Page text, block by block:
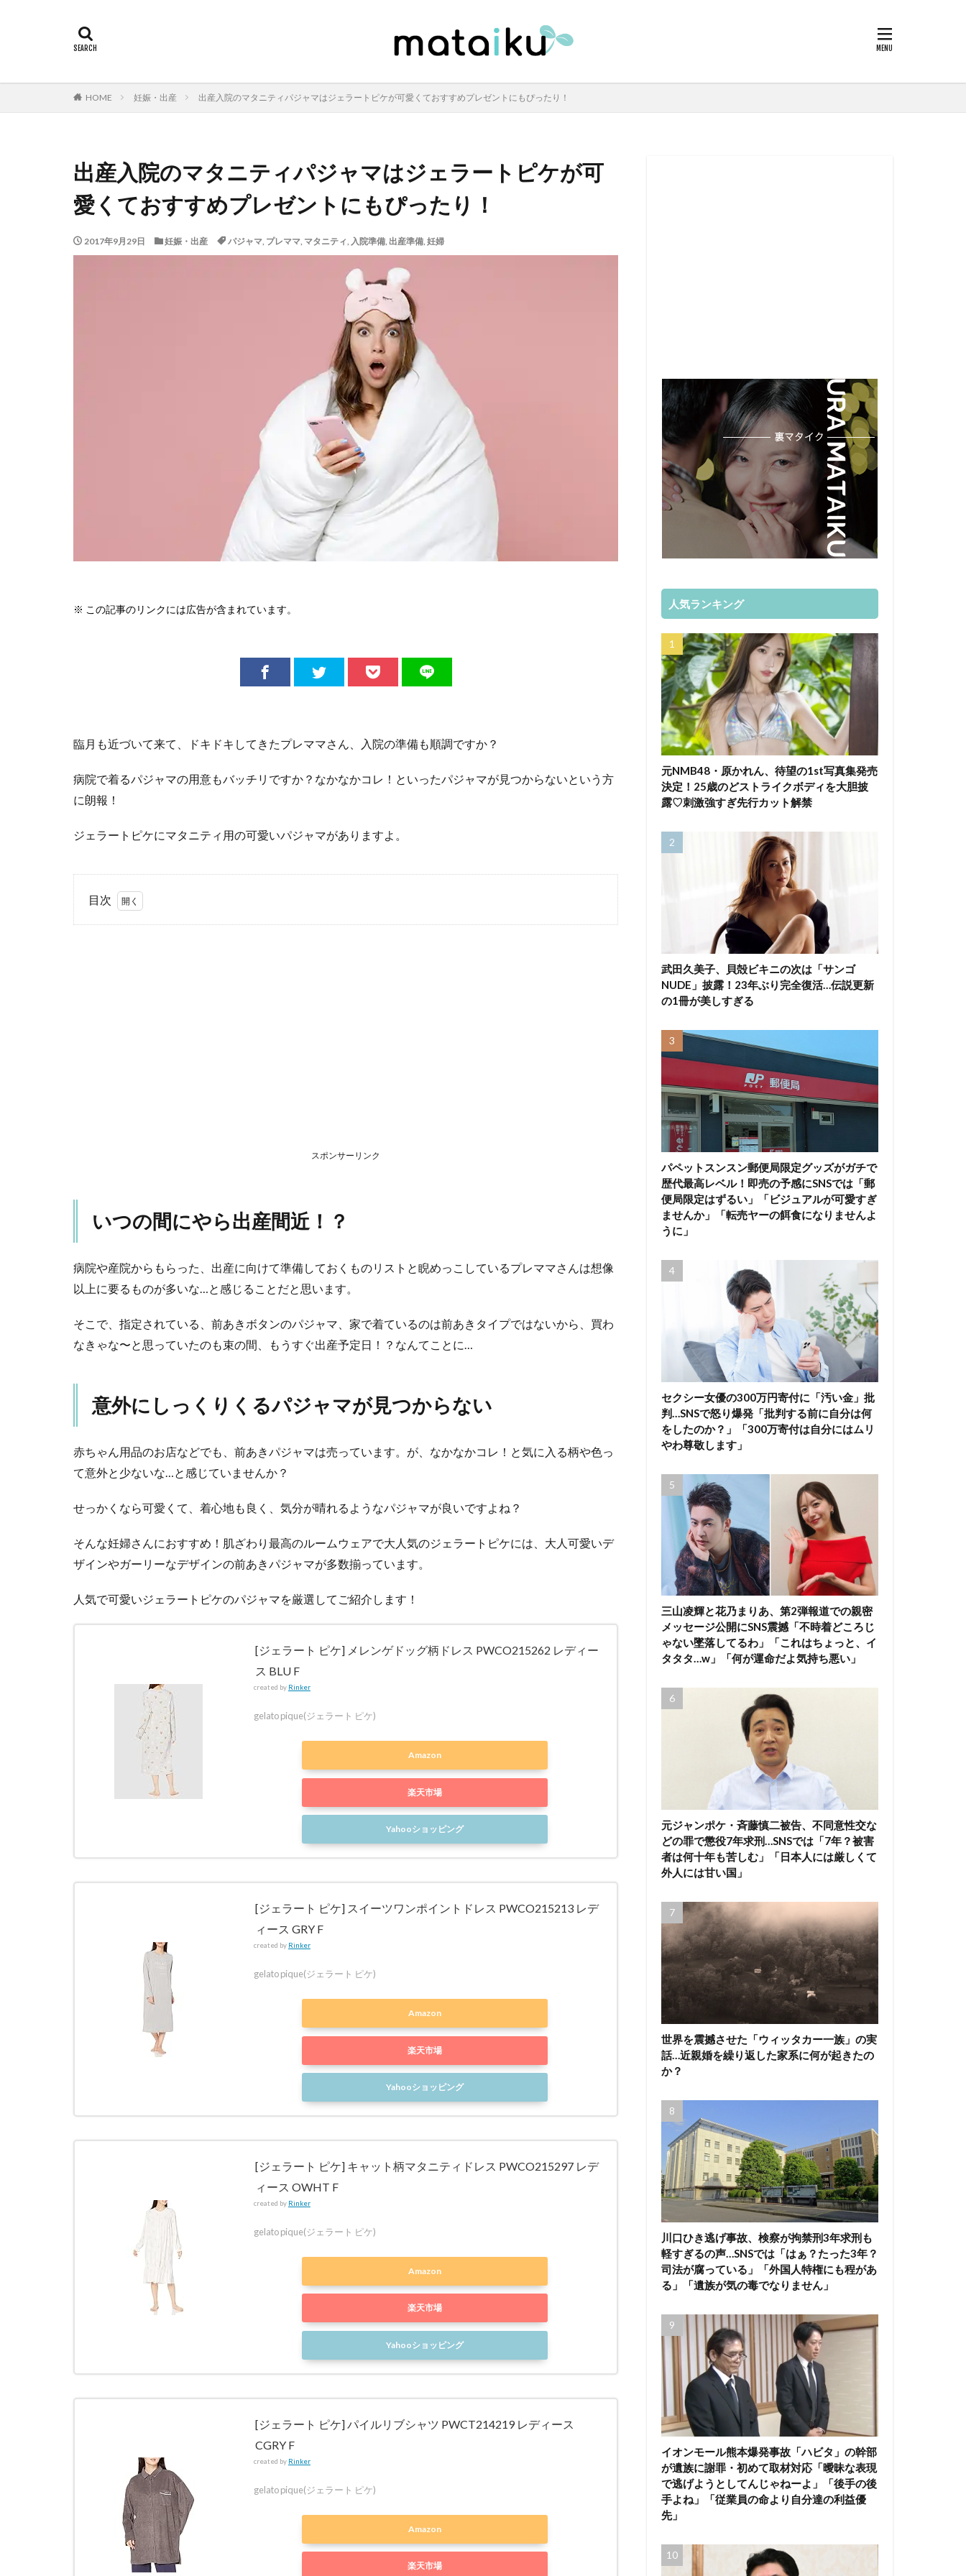
HOME 妊娠・出産 出産入院のマタニティパジャマはジェラートピケが可愛くておすすめプレゼントにもぴったり！
出産入院のマタニティパジャマはジェラートピケが可
愛くておすすめプレゼントにもぴったり！
2017年9月29日 妊娠・出産 パジャマ, プレママ, マタニティ, 入院準備, 出産準備, 妊婦
※ この記事のリンクには広告が含まれています。
臨月も近づいて来て、ドキドキしてきたプレママさん、入院の準備も順調ですか？
病院で着るパジャマの用意もバッチリですか？なかなかコレ！といったパジャマが見つからないという方
に朗報！
ジェラートピケにマタニティ用の可愛いパジャマがありますよ。
目次
が
か
ら
な
産
デ
リ
ト
な
し
い
プレ
スポンサーリンク
いつの間にやら出産間近！？
病院や産院からもらった、出産に向けて準備しておくものリストと睨めっこしているプレママさんは想像
以上に要るものが多いな…と感じることだと思います。
そこで、指定されている、前あきボタンのパジャマ、家で着ているのは前あきタイプではないから、買わ
なきゃな〜と思っていたのも束の間、もうすぐ出産予定日！？なんてことに…
意外にしっくりくるパジャマが見つからない
赤ちゃん用品のお店などでも、前あきパジャマは売っています。が、なかなかコレ！と気に入る柄や色っ
て意外と少ないな…と感じていませんか？
せっかくなら可愛くて、着心地も良く、気分が晴れるようなパジャマが良いですよね？
そんな妊婦さんにおすすめ！肌ざわり最高のルームウェアで大人気のジェラートピケには、大人可愛いデ
ザインやガーリーなデザインの前あきパジャマが多数揃っています。
人気で可愛いジェラートピケのパジャマを厳選してご紹介します！
[ジェラート ピケ] メレンゲドッグ柄ドレス PWCO215262 レディー
ス BLU F
created by Rinker
gelato pique(ジェラート ピケ)
Amazon
楽天市場
Yahooショッピング
[ジェラート ピケ] スイーツワンポイントドレス PWCO215213 レデ
ィース GRY F
created by Rinker
gelato pique(ジェラート ピケ)
Amazon
楽天市場
Yahooショッピング
[ジェラート ピケ] キャット柄マタニティドレス PWCO215297 レデ
ィース OWHT F
created by Rinker
gelato pique(ジェラート ピケ)
Amazon
楽天市場
Yahooショッピング
[ジェラート ピケ] パイルリブシャツ PWCT214219 レディース
CGRY F
created by Rinker
gelato pique(ジェラート ピケ)
Amazon
楽天市場
人気ランキング
元NMB48・原かれん、待望の1st写真集発売
決定！25歳のどストライクボディを大胆披
露♡刺激強すぎ先行カット解禁
武田久美子、貝殻ビキニの次は「サンゴ
NUDE」披露！23年ぶり完全復活…伝説更新
の1冊が美しすぎる
パペットスンスン郵便局限定グッズがガチで
歴代最高レベル！即売の予感にSNSでは「郵
便局限定はずるい」「ビジュアルが可愛すぎ
ませんか」「転売ヤーの餌食になりませんよ
うに」
セクシー女優の300万円寄付に「汚い金」批
判…SNSで怒り爆発「批判する前に自分は何
をしたのか？」「300万寄付は自分にはムリ
やわ尊敬します」
三山凌輝と花乃まりあ、第2弾報道での親密
メッセージ公開にSNS震撼「不時着どころじ
ゃない墜落してるわ」「これはちょっと、イ
タタタ…w」「何が運命だよ気持ち悪い」
元ジャンポケ・斉藤慎二被告、不同意性交な
どの罪で懲役7年求刑…SNSでは「7年？被害
者は何十年も苦しむ」「日本人には厳しくて
外人には甘い国」
世界を震撼させた「ウィッタカー一族」の実
話…近親婚を繰り返した家系に何が起きたの
か？
川口ひき逃げ事故、検察が拘禁刑3年求刑も
軽すぎるの声…SNSでは「はぁ？たった3年？
司法が腐っている」「外国人特権にも程があ
る」「遺族が気の毒でなりません」
イオンモール熊本爆発事故「ハビタ」の幹部
が遺族に謝罪・初めて取材対応「曖昧な表現
で逃げようとしてんじゃねーよ」「後手の後
手よね」「従業員の命より自分達の利益優
先」